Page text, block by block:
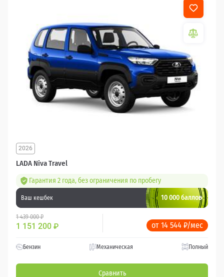
LADA Niva Travel
2026
Гарантия 2 года, без ограничения по пробегу
Ваш кешбек 10 000 баллов
1 439 000 ₽
1 151 200 ₽ от 14 544 ₽/мес
Бензин Механическая Полный
Сравнить